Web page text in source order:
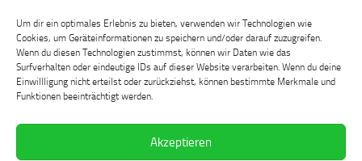
Um dir ein optimales Erlebnis zu bieten, verwenden wir Technologien wie
Cookies, um Geräteinformationen zu speichern und/oder darauf zuzugreifen.
Wenn du diesen Technologien zustimmst, können wir Daten wie das
Surfverhalten oder eindeutige IDs auf dieser Website verarbeiten. Wenn du deine
Einwillligung nicht erteilst oder zurückziehst, können bestimmte Merkmale und
Funktionen beeinträchtigt werden.
Akzeptieren
wir damit im Vorbeigehen übrigens auch.
Ich, der ich mit digitalen Videospielen aufgewachsen bin,
empfand die Möglichkeiten, dir mir Gamebooks insgeheim
cheaten, zurückzublättern, »weil ich diese Entscheidung ja
ohnehin nicht wirklich treffen wollte«, heimlich noch